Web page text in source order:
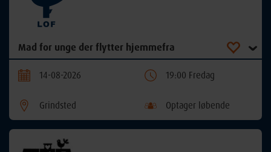
Mad for unge der flytter hjemmefra
14-08-2026 19:00 Fredag
Grindsted Optager løbende